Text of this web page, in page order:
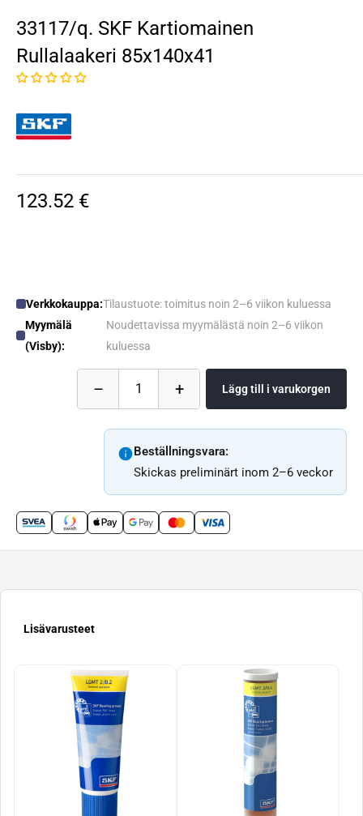
33117/q. SKF Kartiomainen
Rullalaakeri 85x140x41
123.52 €
Verkkokauppa:Tilaustuote: toimitus noin 2–6 viikon kuluessa
Myymälä
(Visby):
Noudettavissa myymälästä noin 2–6 viikon
kuluessa
– 1 + Lägg till i varukorgen
Beställningsvara:
Skickas preliminärt inom 2–6 veckor
Lisävarusteet